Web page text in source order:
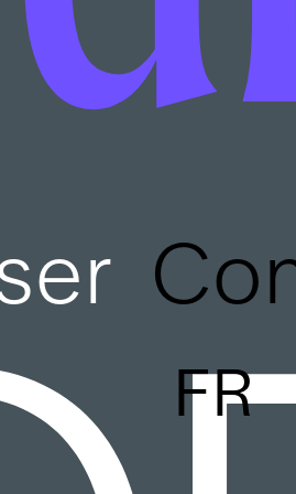
FR